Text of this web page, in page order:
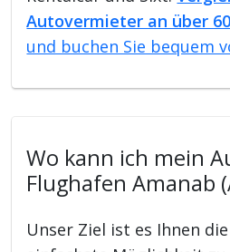
Autovermieter an über
und buchen Sie bequem
Wo kann ich mein
Flughafen Amanab
Unser Ziel ist es Ihnen